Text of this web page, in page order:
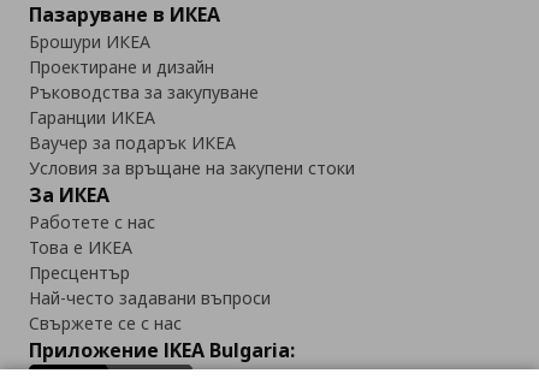
Пазаруване в ИКЕА
Брошури ИКЕА
Проектиране и дизайн
Ръководства за закупуване
Гаранции ИКЕА
Ваучер за подарък ИКЕА
Условия за връщане на закупени стоки
За ИКЕА
Работете с нас
Това е ИКЕА
Пресцентър
Най-често задавани въпроси
Свържете се с нас
Приложение IKEA Bulgaria: